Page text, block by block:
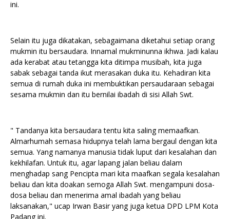
ini.
Selain itu juga dikatakan, sebagaimana diketahui setiap orang
mukmin itu bersaudara. Innamal mukminunna ikhwa. Jadi kalau
ada kerabat atau tetangga kita ditimpa musibah, kita juga
sabak sebagai tanda ikut merasakan duka itu. Kehadiran kita
semua di rumah duka ini membuktikan persaudaraan sebagai
sesama mukmin dan itu bernilai ibadah di sisi Allah Swt.
" Tandanya kita bersaudara tentu kita saling memaafkan.
Almarhumah semasa hidupnya telah lama bergaul dengan kita
semua. Yang namanya manusia tidak luput dari kesalahan dan
kekhilafan. Untuk itu, agar lapang jalan beliau dalam
menghadap sang Pencipta mari kita maafkan segala kesalahan
beliau dan kita doakan semoga Allah Swt. mengampuni dosa-
dosa beliau dan menerima amal ibadah yang beliau
laksanakan," ucap Irwan Basir yang juga ketua DPD LPM Kota
Padang ini.